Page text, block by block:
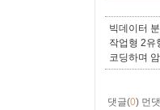
빅데이터
작업형 2유
코딩하며
댓글(0) 먼